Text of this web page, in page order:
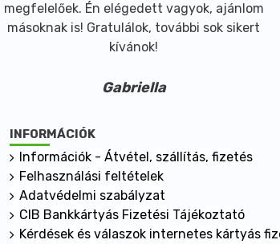
megfelelőek. Én elégedett vagyok, ajánlom
másoknak is! Gratulálok, további sok sikert
kívánok!
Gabriella
INFORMÁCIÓK
Információk - Átvétel, szállítás, fizetés
Felhasználási feltételek
Adatvédelmi szabályzat
CIB Bankkártyás Fizetési Tájékoztató
Kérdések és válaszok internetes kártyás